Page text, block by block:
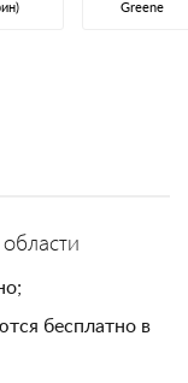
Greene
бесплатно в